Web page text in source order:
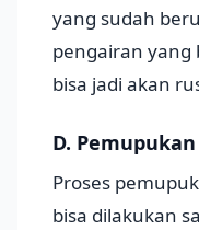
yang sudah
pengairan yang
bisa jadi akan
D. Pemupukan
Proses
bisa dilakukan